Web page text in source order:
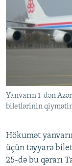
VIDEO
FOTOQALEREYA
İNFOQRAFIKA
RADIO ARXIV
OXU ZALI
AZƏRBAYCAN
İZ - MƏDƏNIYYƏT
HAQQIMIZDA
MISSIYAMIZ
AZADLIQRADIOSU
XƏBƏR
RFE/RL-in
Yanvarın 1-dən
biletlərinin
Hökumət
üçün təyyarə
25-də bu qərarı